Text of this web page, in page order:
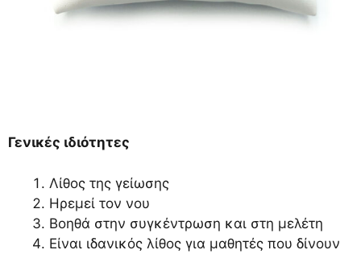
Γενικές ιδιότητες
Λίθος της γείωσης
Ηρεμεί τον νου
Βοηθά στην συγκέντρωση και στη μελέτη
Είναι ιδανικός λίθος για μαθητές που δίνουν